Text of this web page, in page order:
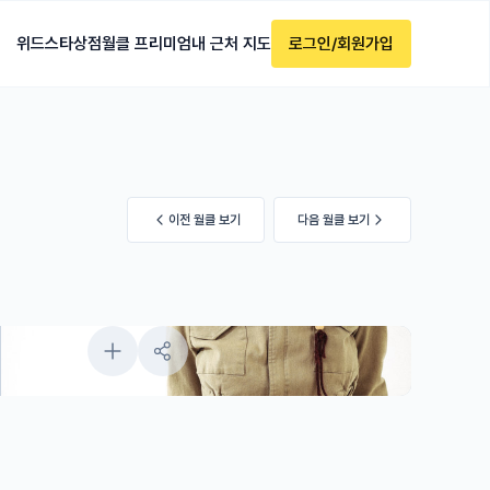
위드스타상점월클 프리미엄내 근처 지도 로그인/회원가입
이전 월클 보기 다음 월클 보기